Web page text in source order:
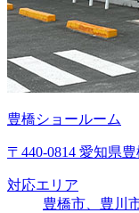
豊橋ショールーム
〒440-0814 愛知県
対応エリア
豊橋市、豊川